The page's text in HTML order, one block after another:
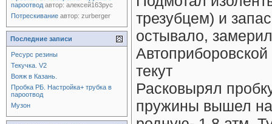
трезубцем) и
остывало,
текут
Расковырял
пружины вышел
пароотвод автор: алексей163рус
Потрескивание автор: zurberger
Последние записи
Ресурс резины
Текучка. V2
Вояж в Казань.
Пробка РБ. Настройка+ трубка в
пароотвод
Музон